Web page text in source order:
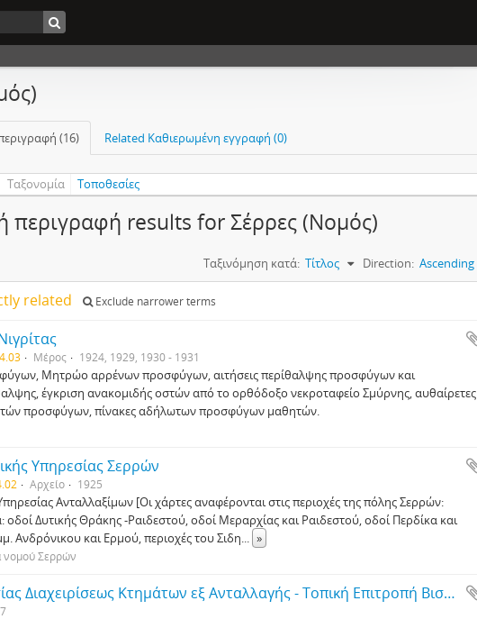
(16) Related Καθιερωμένη εγγραφή (0)
Ταξονομία Τοποθεσίες
περιγραφή results for Σέρρες (Νομός)
Ταξινόμηση κατά: Τίτλος Direction: Ascending
related Exclude narrower terms
Μέρος 1924, 1929, 1930 - 1931
Μητρώο αρρένων προσφύγων, αιτήσεις περίθαλψης προσφύγων και
έγκριση ανακομιδής οστών από το ορθόδοξο νεκροταφείο Σμύρνης, αυθαίρετες
προσφύγων, πίνακες αδήλωτων προσφύγων μαθητών.
Υπηρεσίας Σερρών
Αρχείο 1925
Ανταλλαξίμων [Οι χάρτες αναφέρονται στις περιοχές της πόλης Σερρών:
οδοί Δυτικής Θράκης -Ραιδεστού, οδοί Μεραρχίας και Ραιδεστού, οδοί Περδίκα και
Ανδρόνικου και Ερμού, περιοχές του Σιδη... »
νομού Σερρών
Αρχείο Υπηρεσίας Διαχειρίσεως Κτημάτων εξ Ανταλλαγής - Τοπική Επιτροπή Βισαλτίας Σερρών